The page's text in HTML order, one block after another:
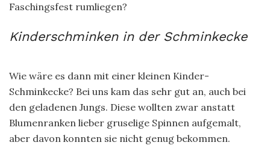
Faschingsfest rumliegen?
Kinderschminken in der Schminkecke
Wie wäre es dann mit einer kleinen Kinder-
Schminkecke? Bei uns kam das sehr gut an, auch bei
den geladenen Jungs. Diese wollten zwar anstatt
Blumenranken lieber gruselige Spinnen aufgemalt,
aber davon konnten sie nicht genug bekommen.